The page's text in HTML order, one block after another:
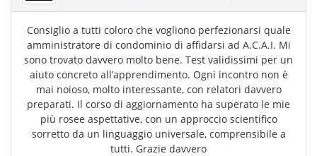
Consiglio a tutti coloro che vogliono perfezionarsi quale
amministratore di condominio di affidarsi ad A.C.A.I. Mi
sono trovato davvero molto bene. Test validissimi per un
aiuto concreto all’apprendimento. Ogni incontro non è
mai noioso, molto interessante, con relatori davvero
preparati. Il corso di aggiornamento ha superato le mie
più rosee aspettative, con un approccio scientifico
sorretto da un linguaggio universale, comprensibile a
tutti. Grazie davvero